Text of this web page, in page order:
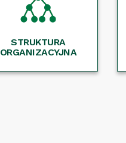
STRUKTURA
ORGANIZACYJNA